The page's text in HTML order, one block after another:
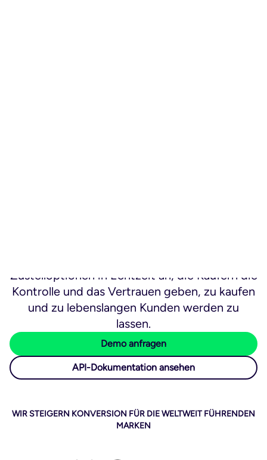
Zustelloptionen in Echtzeit an, die Käufern die
Kontrolle und das Vertrauen geben, zu kaufen
und zu lebenslangen Kunden werden zu
lassen.
Demo anfragen
API-Dokumentation ansehen
WIR STEIGERN KONVERSION FÜR DIE WELTWEIT FÜHRENDEN
MARKEN